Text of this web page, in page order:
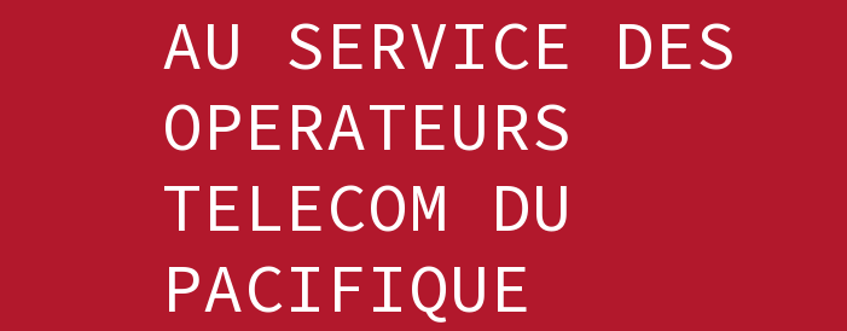
AU SERVICE DES
OPERATEURS
TELECOM DU
PACIFIQUE